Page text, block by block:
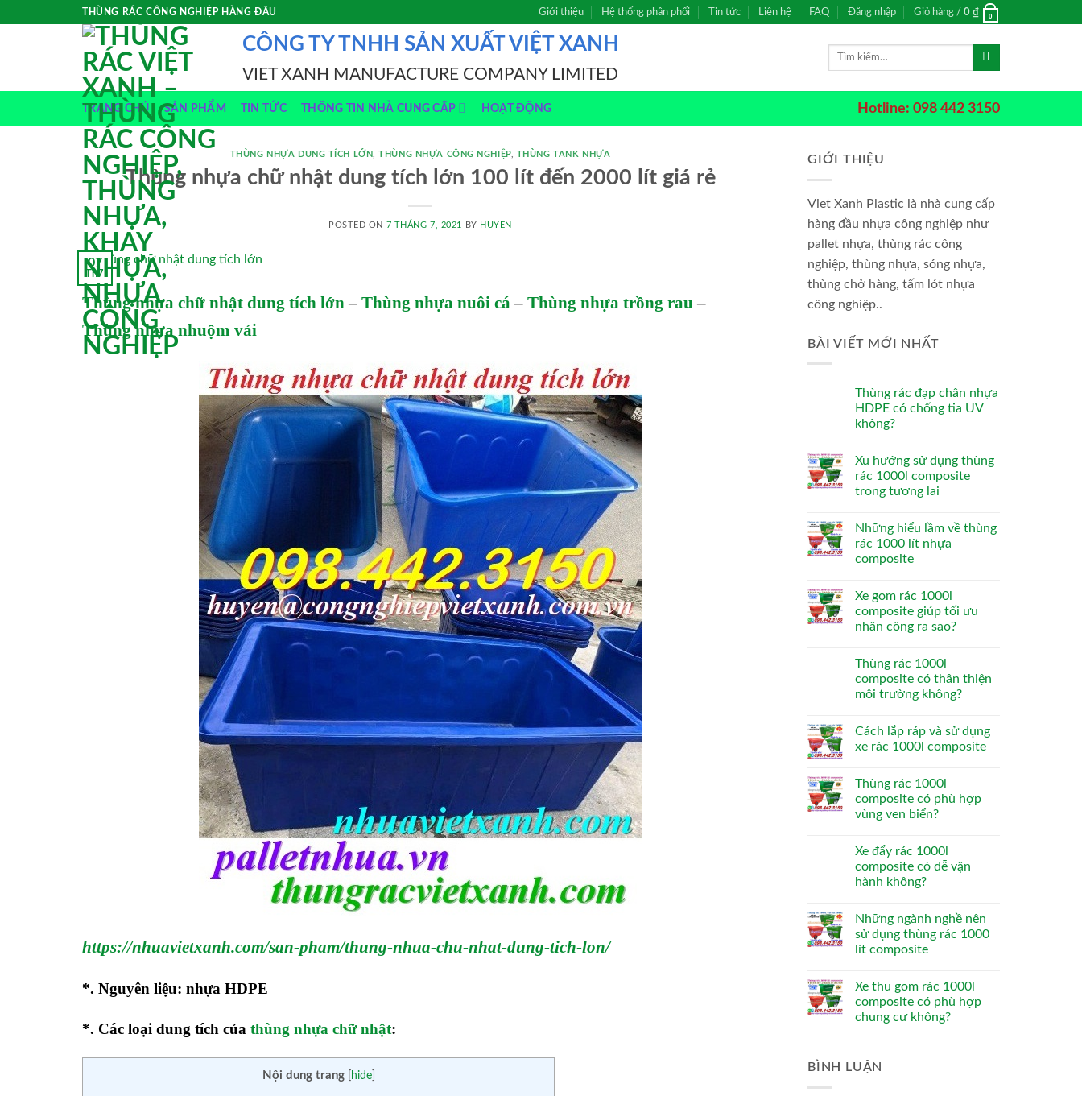
THÙNG RÁC CÔNG NGHIỆP HÀNG ĐẦU Giới thiệu Hệ thống phân phối Tin tức Liên hệ FAQ Đăng nhập Giỏ hàng / 0 ₫ 0
CÔNG TY TNHH SẢN XUẤT VIỆT XANH
VIET XANH MANUFACTURE COMPANY LIMITED
Tìm
TRANG CHỦ SẢN PHẨM TIN TỨC THÔNG TIN NHÀ CUNG CẤP HOẠT ĐỘNG Hotline: 098 442 3150
THÙNG NHỰA DUNG TÍCH LỚN ,THÙNG NHỰA CÔNG NGHIỆP, THÙNG TANK NHỰA
Thùng nhựa chữ nhật dung tích lớn 100 lít đến 2000 lít giá rẻ
POSTED ON 7 THÁNG 7, 2021 BY HUYEN
07
Th7
Thùng nhựa chữ nhật dung tích lớn– Thùng nhựa nuôi cá– Thùng nhựa trồng rau –
Thùng nhựa nhuộm vải
https://nhuavietxanh.com/san-pham/thung-nhua-chu-nhat-dung-tich-lon/
*. Nguyên liệu: nhựa HDPE
*. Các loại dung tích của thùng nhựa chữ nhật:
Nội dung trang hide]
GIỚI THIỆU
Viet Xanh Plastic là nhà cung cấp
hàng đầu nhựa công nghiệp như
pallet nhựa, thùng rác công
nghiệp, thùng nhựa, sóng nhựa,
thùng chở hàng, tấm lót nhựa
công nghiệp..
BÀI VIẾT MỚI NHẤT
Thùng rác đạp chân nhựa
HDPE có chống tia UV
không?
Xu hướng sử dụng thùng
rác 1000l composite
trong tương lai
Những hiểu lầm về thùng
rác 1000 lít nhựa
composite
Xe gom rác 1000l
composite giúp tối ưu
nhân công ra sao?
Thùng rác 1000l
composite có thân thiện
môi trường không?
Cách lắp ráp và sử dụng
xe rác 1000l composite
Thùng rác 1000l
composite có phù hợp
vùng ven biển?
Xe đẩy rác 1000l
composite có dễ vận
hành không?
Những ngành nghề nên
sử dụng thùng rác 1000
lít composite
Xe thu gom rác 1000l
composite có phù hợp
chung cư không?
BÌNH LUẬN